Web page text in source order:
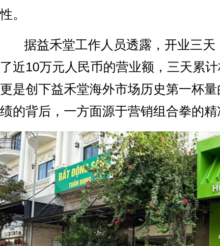
性。
据益禾堂工作人员透露，开业三天
了近10万元人民币的营业额，三天累
更是创下益禾堂海外市场历史第一杯
绩的背后，一方面源于营销组合拳的